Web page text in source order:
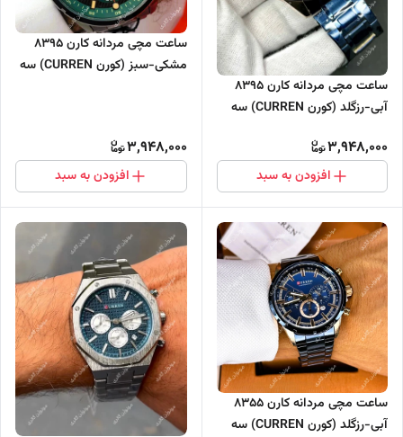
ساعت مچی مردانه کارن 8395
آبی-رزگلد (کورن CURREN) سه
3,948,000
افزودن به سبد
ساعت مچی مردانه کارن 8395
مشکی-سبز (کورن CURREN) سه
3,948,000
افزودن به سبد
ساعت مچی مردانه کارن 8355
آبی-رزگلد (کورن CURREN) سه